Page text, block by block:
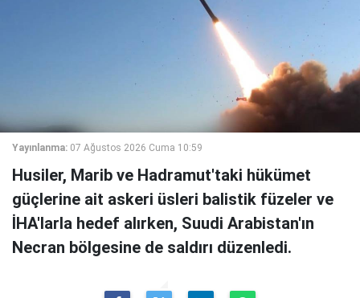
Yayınlanma: 07 Ağustos 2026 Cuma 10:59
Husiler, Marib ve Hadramut'taki hükümet
güçlerine ait askeri üsleri balistik füzeler ve
İHA'larla hedef alırken, Suudi Arabistan'ın
Necran bölgesine de saldırı düzenledi.